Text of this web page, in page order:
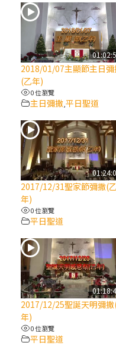
(1)黃敏正
越的智慧
有」
【信仰之
人世」—
2025/10/
樂會】紀
2025/10/
樂會】紀
2025/10/
樂會】
(9完結)黃
匝凱的「
(8)黃敏正
降生成人
2018/01/07主顯節主日
(乙年)
0 位瀏覽
主日彌撒 ,平日聖道
2017/12/31聖家節彌撒(乙
年)
0 位瀏覽
平日聖道
2017/12/25聖誕天明彌撒
年)
0 位瀏覽
平日聖道